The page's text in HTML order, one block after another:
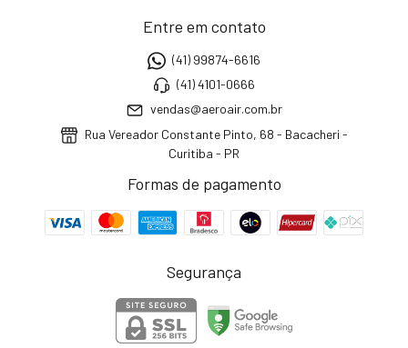
Entre em contato
(41) 99874-6616
(41) 4101-0666
vendas@aeroair.com.br
Rua Vereador Constante Pinto, 68 - Bacacheri -
Curitiba - PR
Formas de pagamento
Segurança